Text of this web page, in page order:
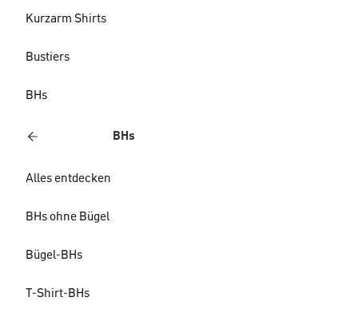
Kurzarm Shirts
Bustiers
BHs
BHs
Alles entdecken
BHs ohne Bügel
Bügel-BHs
T-Shirt-BHs